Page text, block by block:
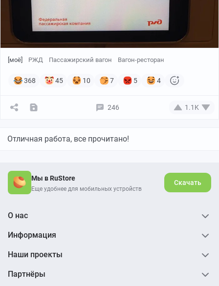
[моё] РЖД Пассажирский вагон Вагон-ресторан
368 45 10 7 5 4
246 1.1K
Отличная работа, все прочитано!
Мы в RuStore
Еще удобнее для мобильных устройств
Скачать
О нас
Информация
Наши проекты
Партнёры